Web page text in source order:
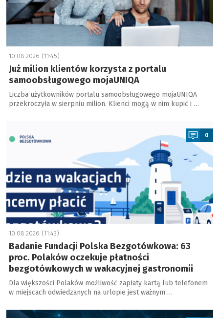
10.08.2026 (11:45)
Już milion klientów korzysta z portalu
samoobsługowego mojaUNIQA
Liczba użytkowników portalu samoobsługowego mojaUNIQA
przekroczyła w sierpniu milion. Klienci mogą w nim kupić i …
0
10.08.2026 (11:43)
Badanie Fundacji Polska Bezgotówkowa: 63
proc. Polaków oczekuje płatności
bezgotówkowych w wakacyjnej gastronomii
Dla większości Polaków możliwość zapłaty kartą lub telefonem
w miejscach odwiedzanych na urlopie jest ważnym …
a